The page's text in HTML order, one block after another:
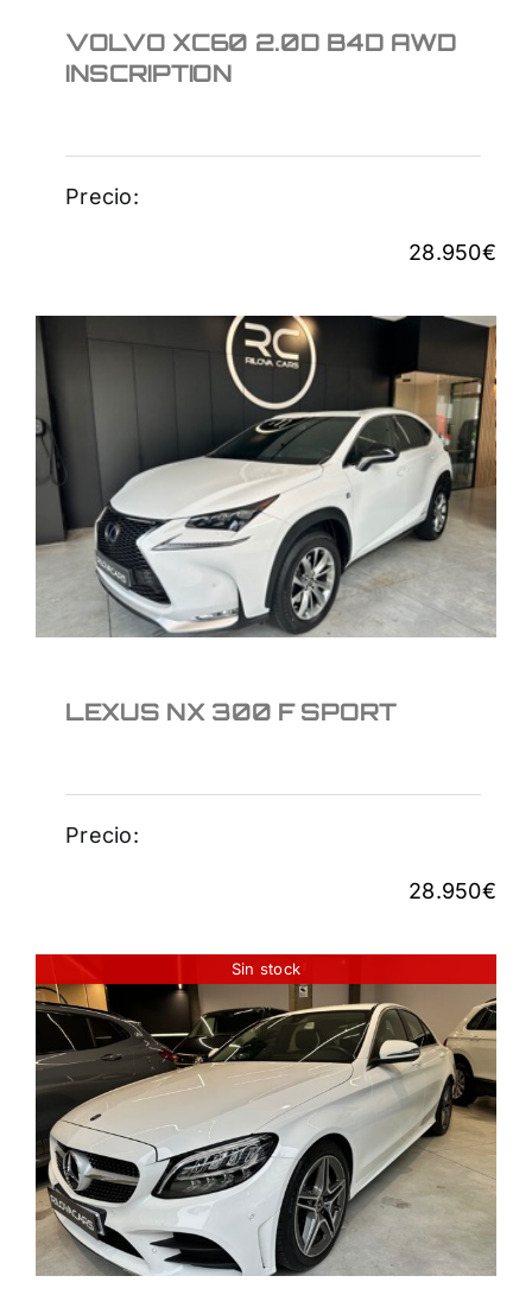
VOLVO XC60 2.0D B4D AWD
INSCRIPTION
Precio:
28.950€
LEXUS NX 300 F
SPORT
28.950€
LEXUS NX 300 F SPORT
Precio:
28.950€
Sin stock
MERCEDES C200
29.950€